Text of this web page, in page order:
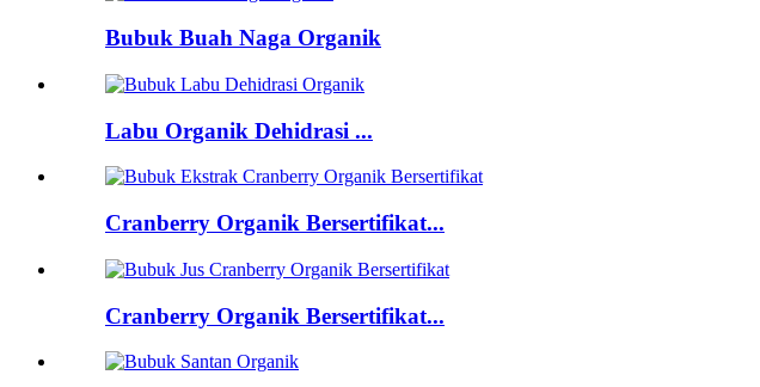
Bubuk Buah Naga Organik
Labu Organik Dehidrasi ...
Cranberry Organik Bersertifikat...
Cranberry Organik Bersertifikat...